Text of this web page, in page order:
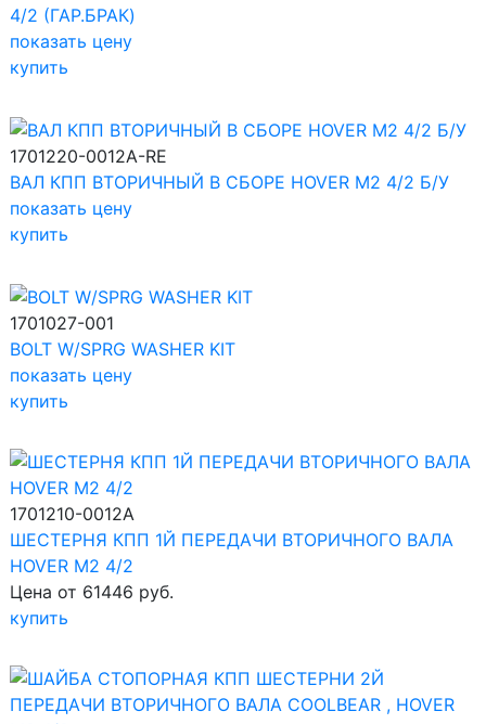
4/2 (ГАР.БРАК)
показать цену
купить
1701220-0012A-RE
ВАЛ КПП ВТОРИЧНЫЙ В СБОРЕ HOVER M2 4/2 Б/У
показать цену
купить
1701027-001
BOLT W/SPRG WASHER KIT
показать цену
купить
1701210-0012A
ШЕСТЕРНЯ КПП 1Й ПЕРЕДАЧИ ВТОРИЧНОГО ВАЛА
HOVER M2 4/2
Цена от 61446 руб.
купить